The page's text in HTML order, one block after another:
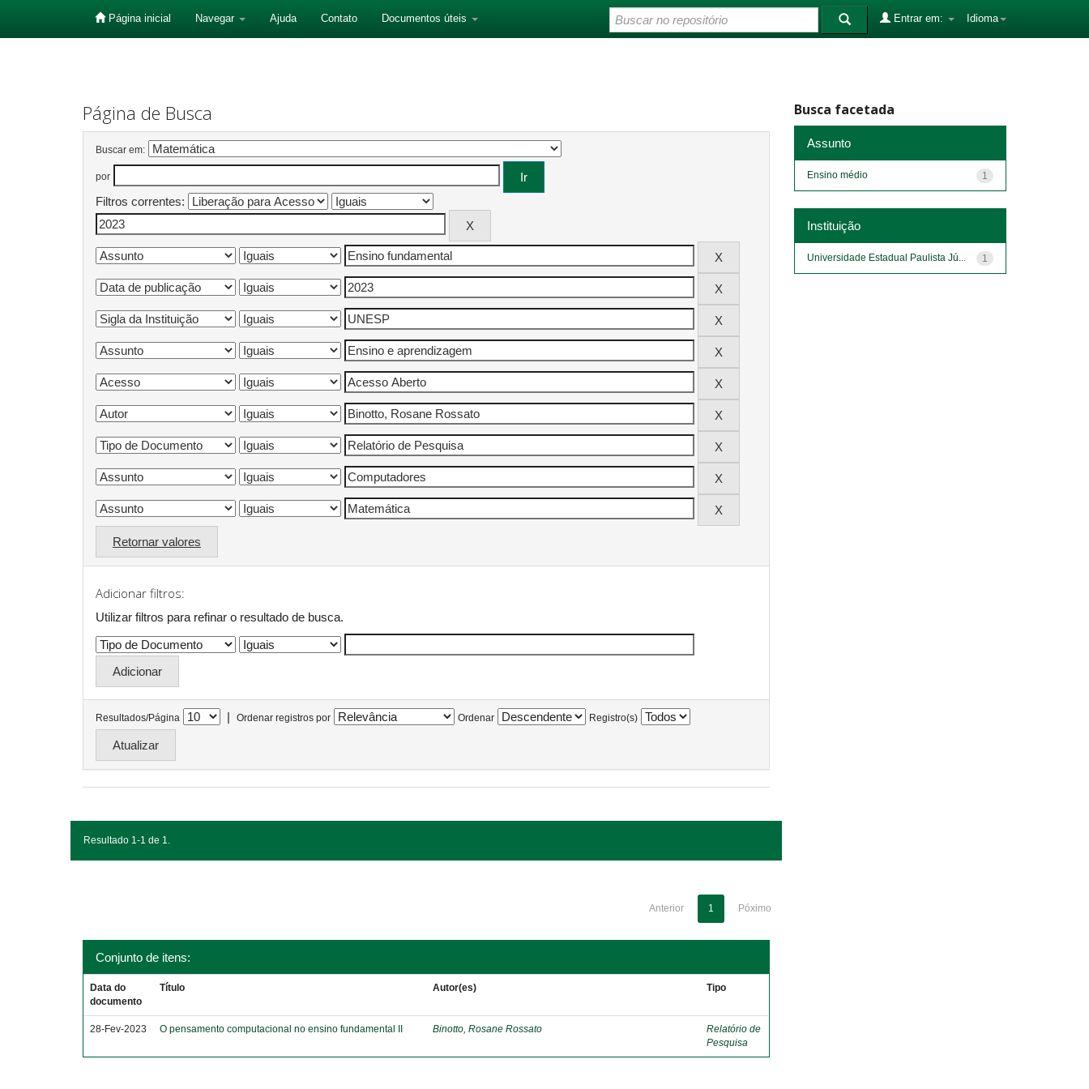
Página inicial Navegar Ajuda Contato Documentos úteis Idioma
Entrar em:
Página de Busca
Buscar em:
por
Filtros correntes:
Retornar valores
Adicionar filtros:
Utilizar filtros para refinar o resultado de busca.
Resultados/Página | Ordenar registros por Ordenar Registro(s)
Resultado 1-1 de 1.
Anterior 1 Póximo
Conjunto de itens:
Data do
documento
Título Autor(es) Tipo
28-Fev-2023 O pensamento computacional no ensino fundamental II Binotto, Rosane Rossato
Relatório de
Pesquisa
Busca facetada
Assunto
1
Ensino médio
Instituição
1
Universidade Estadual Paulista Jú...